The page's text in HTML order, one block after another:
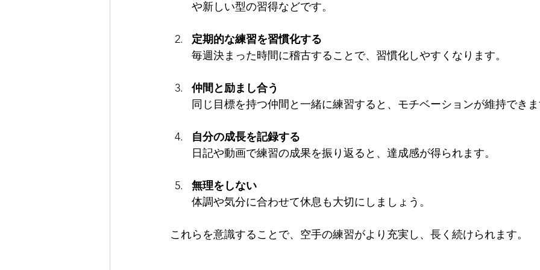
や新しい型の習得などです。
定期的な練習を習慣化する
毎週決まった時間に稽古することで、習慣化しやすくなります。
仲間と励まし合う
同じ目標を持つ仲間と一緒に練習すると、モチベーションが維持でき
自分の成長を記録する
日記や動画で練習の成果を振り返ると、達成感が得られます。
無理をしない
体調や気分に合わせて休息も大切にしましょう。
これらを意識することで、空手の練習がより充実し、長く続けられます。